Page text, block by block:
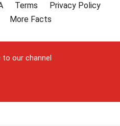
Terms
Privacy Policy
More Facts
to our channel